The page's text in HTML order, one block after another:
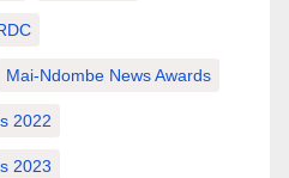
Mai-Ndombe News Awards
2022
2023